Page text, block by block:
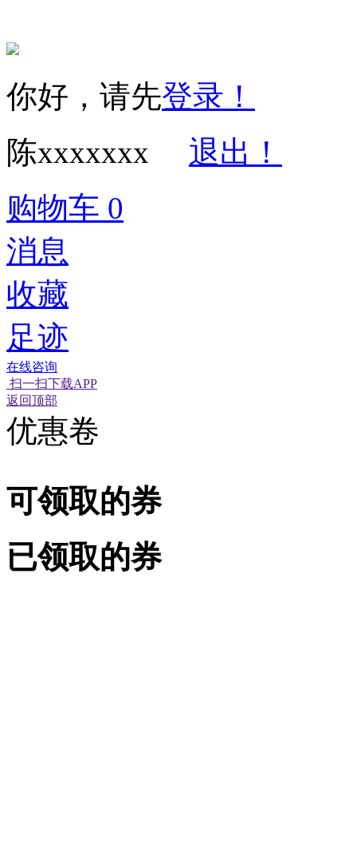
你好，请先登录！
陈xxxxxxx
退出！
购物车 0
消息
收藏
足迹
在线咨询
扫一扫下载APP
返回顶部
优惠卷
可领取的券
已领取的券